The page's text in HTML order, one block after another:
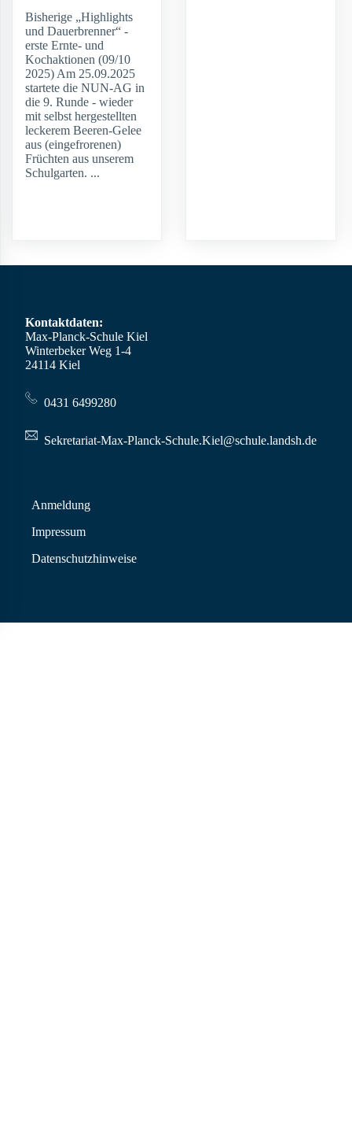
Bisherige „Highlights
und Dauerbrenner“ -
erste Ernte- und
Kochaktionen (09/10
2025) Am 25.09.2025
startete die NUN-AG in
die 9. Runde - wieder
mit selbst hergestellten
leckerem Beeren-Gelee
aus (eingefrorenen)
Früchten aus unserem
Schulgarten. ...
Kontaktdaten:
Max-Planck-Schule Kiel
Winterbeker Weg 1-4
24114 Kiel
0431 6499280
Sekretariat-Max-Planck-Schule.Kiel@schule.landsh.de
Anmeldung
Impressum
Datenschutzhinweise